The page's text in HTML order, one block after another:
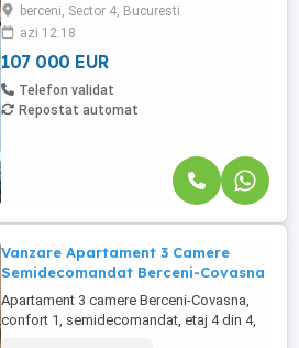
complet. Detine loc de parcare platit. Se
accepta orice varianta de plata.
Caracteristici: Nr. camere: ...
berceni, Sector 4, Bucuresti
azi 12:18
107 000 EUR
Telefon validat
Repostat automat
Vanzare Apartament 3 Camere
Semidecomandat Berceni-Covasna
Apartament 3 camere Berceni-Covasna,
confort 1, semidecomandat, etaj 4 din 4,